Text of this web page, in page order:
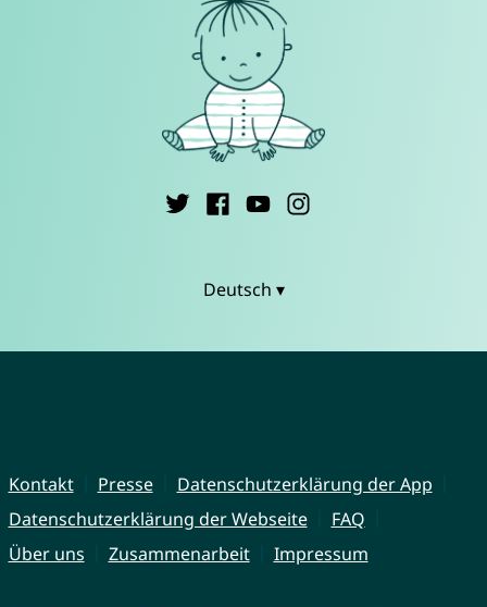
Deutsch ▾
Kontakt Presse
Datenschutzerklärung der App
Datenschutzerklärung der Webseite
FAQ
Über uns
Zusammenarbeit Impressum